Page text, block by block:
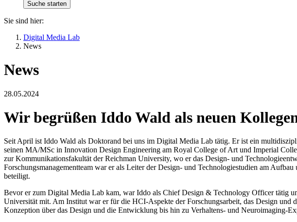
Sie sind hier:
Digital Media Lab
News
News
28.05.2024
Wir begrüßen Iddo Wald als neuen
Seit April ist Iddo Wald als Doktorand bei uns im Digital Media Lab tätig. Er ist ein
seinen MA/MSc in Innovation Design Engineering am Royal College of Art und Imperial
zur Kommunikationsfakultät der Reichman University, wo er das Design- und
Forschungsmanagementteam war er als Leiter der Design- und Technologiestudien am
beteiligt.
Bevor er zum Digital Media Lab kam, war Iddo als Chief Design & Technology Officer tätig
Universität mit. Am Institut war er für die HCI-Aspekte der Forschungsarbeit, das Design
Konzeption über das Design und die Entwicklung bis hin zu Verhaltens- und Neuroimaging-